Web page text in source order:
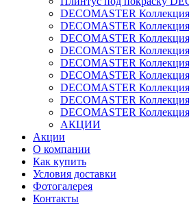
DECOMASTER
DECOMASTER
DECOMASTER
DECOMASTER
DECOMASTER
DECOMASTER
DECOMASTER
DECOMASTER
DECOMASTER
АКЦИИ
Акции
О компании
Как купить
Условия доставки
Фотогалерея
Контакты